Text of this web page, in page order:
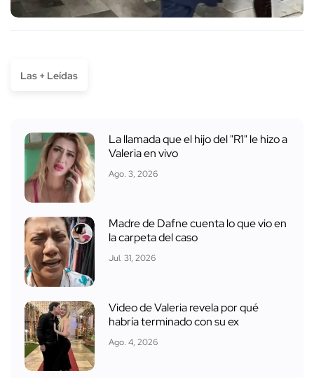
Las + Leídas
La llamada que el hijo del "R1" le hizo a
Valeria en vivo
Ago. 3, 2026
Madre de Dafne cuenta lo que vio en
la carpeta del caso
Jul. 31, 2026
Video de Valeria revela por qué
habría terminado con su ex
Ago. 4, 2026